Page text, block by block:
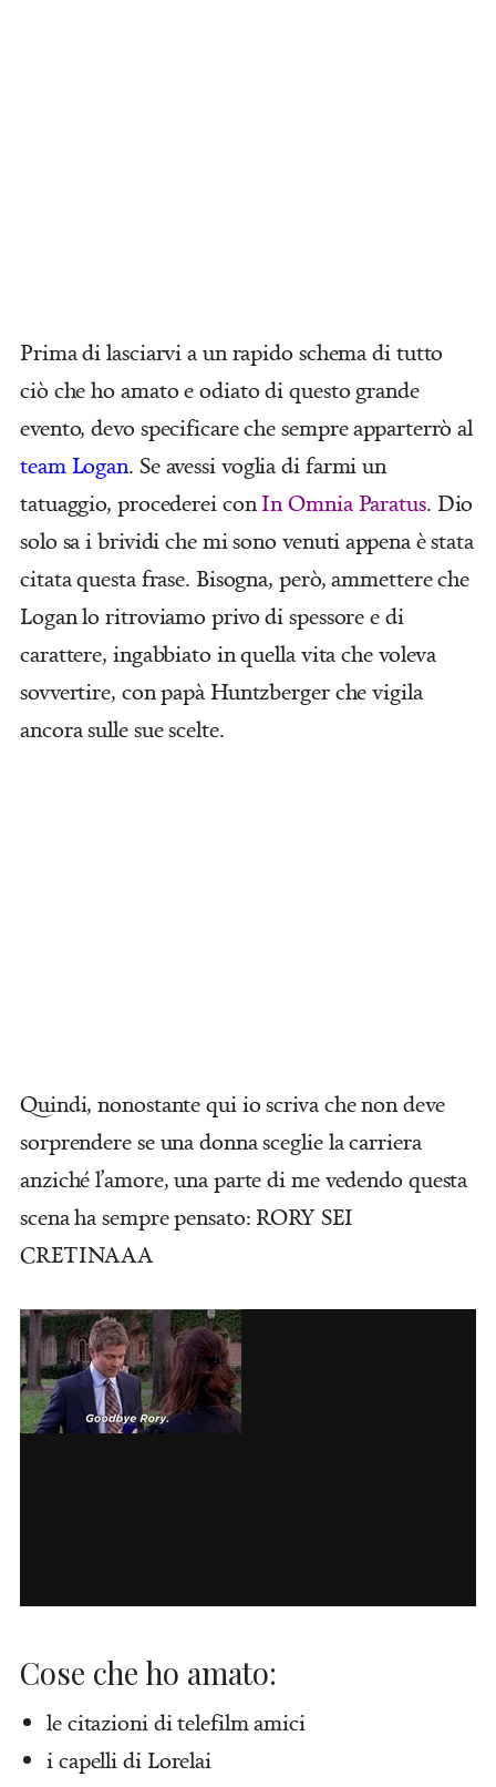
Prima di lasciarvi a un rapido schema di tutto
ciò che ho amato e odiato di questo grande
evento, devo specificare che sempre apparterrò al
team Logan. Se avessi voglia di farmi un
tatuaggio, procederei conIn Omnia Paratus. Dio
solo sa i brividi che mi sono venuti appena è stata
citata questa frase. Bisogna, però, ammettere che
Logan lo ritroviamo privo di spessore e di
carattere, ingabbiato in quella vita che voleva
sovvertire, con papà Huntzberger che vigila
ancora sulle sue scelte.
Quindi, nonostantequiio scriva che non deve
sorprendere se una donna sceglie la carriera
anziché l’amore, una parte di me vedendo questa
scena ha sempre pensato: RORY SEI
CRETINAAA
Cose che ho amato:
le citazioni di telefilm amici
i capelli di Lorelai